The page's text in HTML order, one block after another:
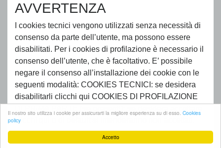
Accetto
Il nostro sito utilizza i cookie per assicurarti la migliore esperienza su di esso. Cookies
policy
AVVERTENZA
I cookies tecnici vengono utilizzati senza necessità di
consenso da parte dell’utente, ma possono essere
disabilitati. Per i cookies di profilazione è necessario il
consenso dell’utente, che è facoltativo. E’ possibile
negare il consenso all’installazione dei cookie con le
seguenti modalità: COOKIES TECNICI: se desidera
disabilitarli clicchi qui COOKIES DI PROFILAZIONE
clicchi qui o di default si intenderanno non accettati.